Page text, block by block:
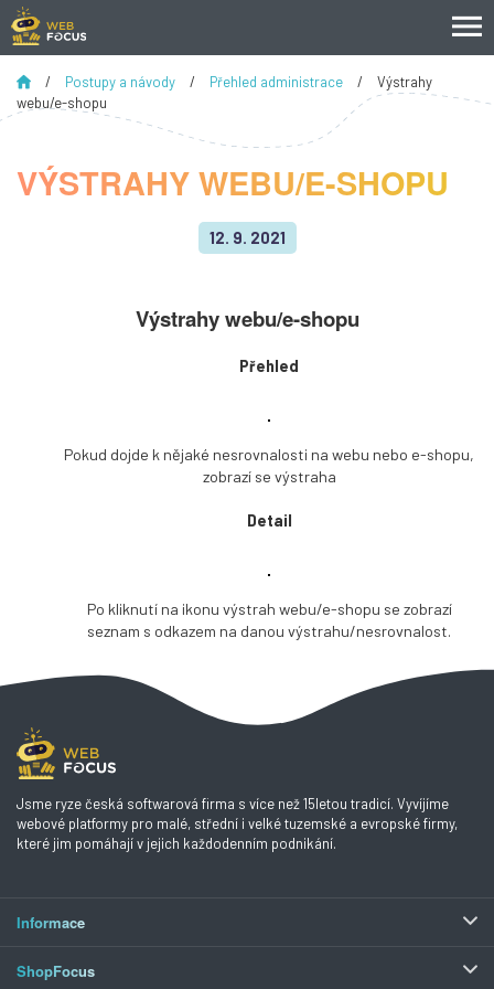
VÝSTRAHY WEBU/E-SHOPU
/ Postupy a návody / Přehled administrace /
Výstrahy
webu/e-shopu
12. 9. 2021
Výstrahy webu/e-shopu
Přehled
Pokud dojde k nějaké nesrovnalosti na webu nebo e-shopu,
zobrazí se výstraha
Detail
Po kliknutí na ikonu výstrah webu/e-shopu se zobrazí
seznam s odkazem na danou výstrahu/nesrovnalost.
Jsme ryze česká softwarová firma s více než 15letou tradicí. Vyvíjíme
webové platformy pro malé, střední i velké tuzemské a evropské firmy,
které jim pomáhají v jejich každodenním podnikání.
Informace
ShopFocus